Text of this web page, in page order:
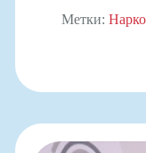
Метки: